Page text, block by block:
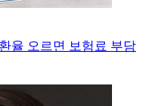
율 오르면 보험료 부담